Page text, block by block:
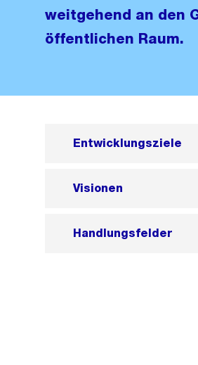
weitgehend an den
öffentlichen Raum.
Entwicklungsziele
Visionen
Handlungsfelder